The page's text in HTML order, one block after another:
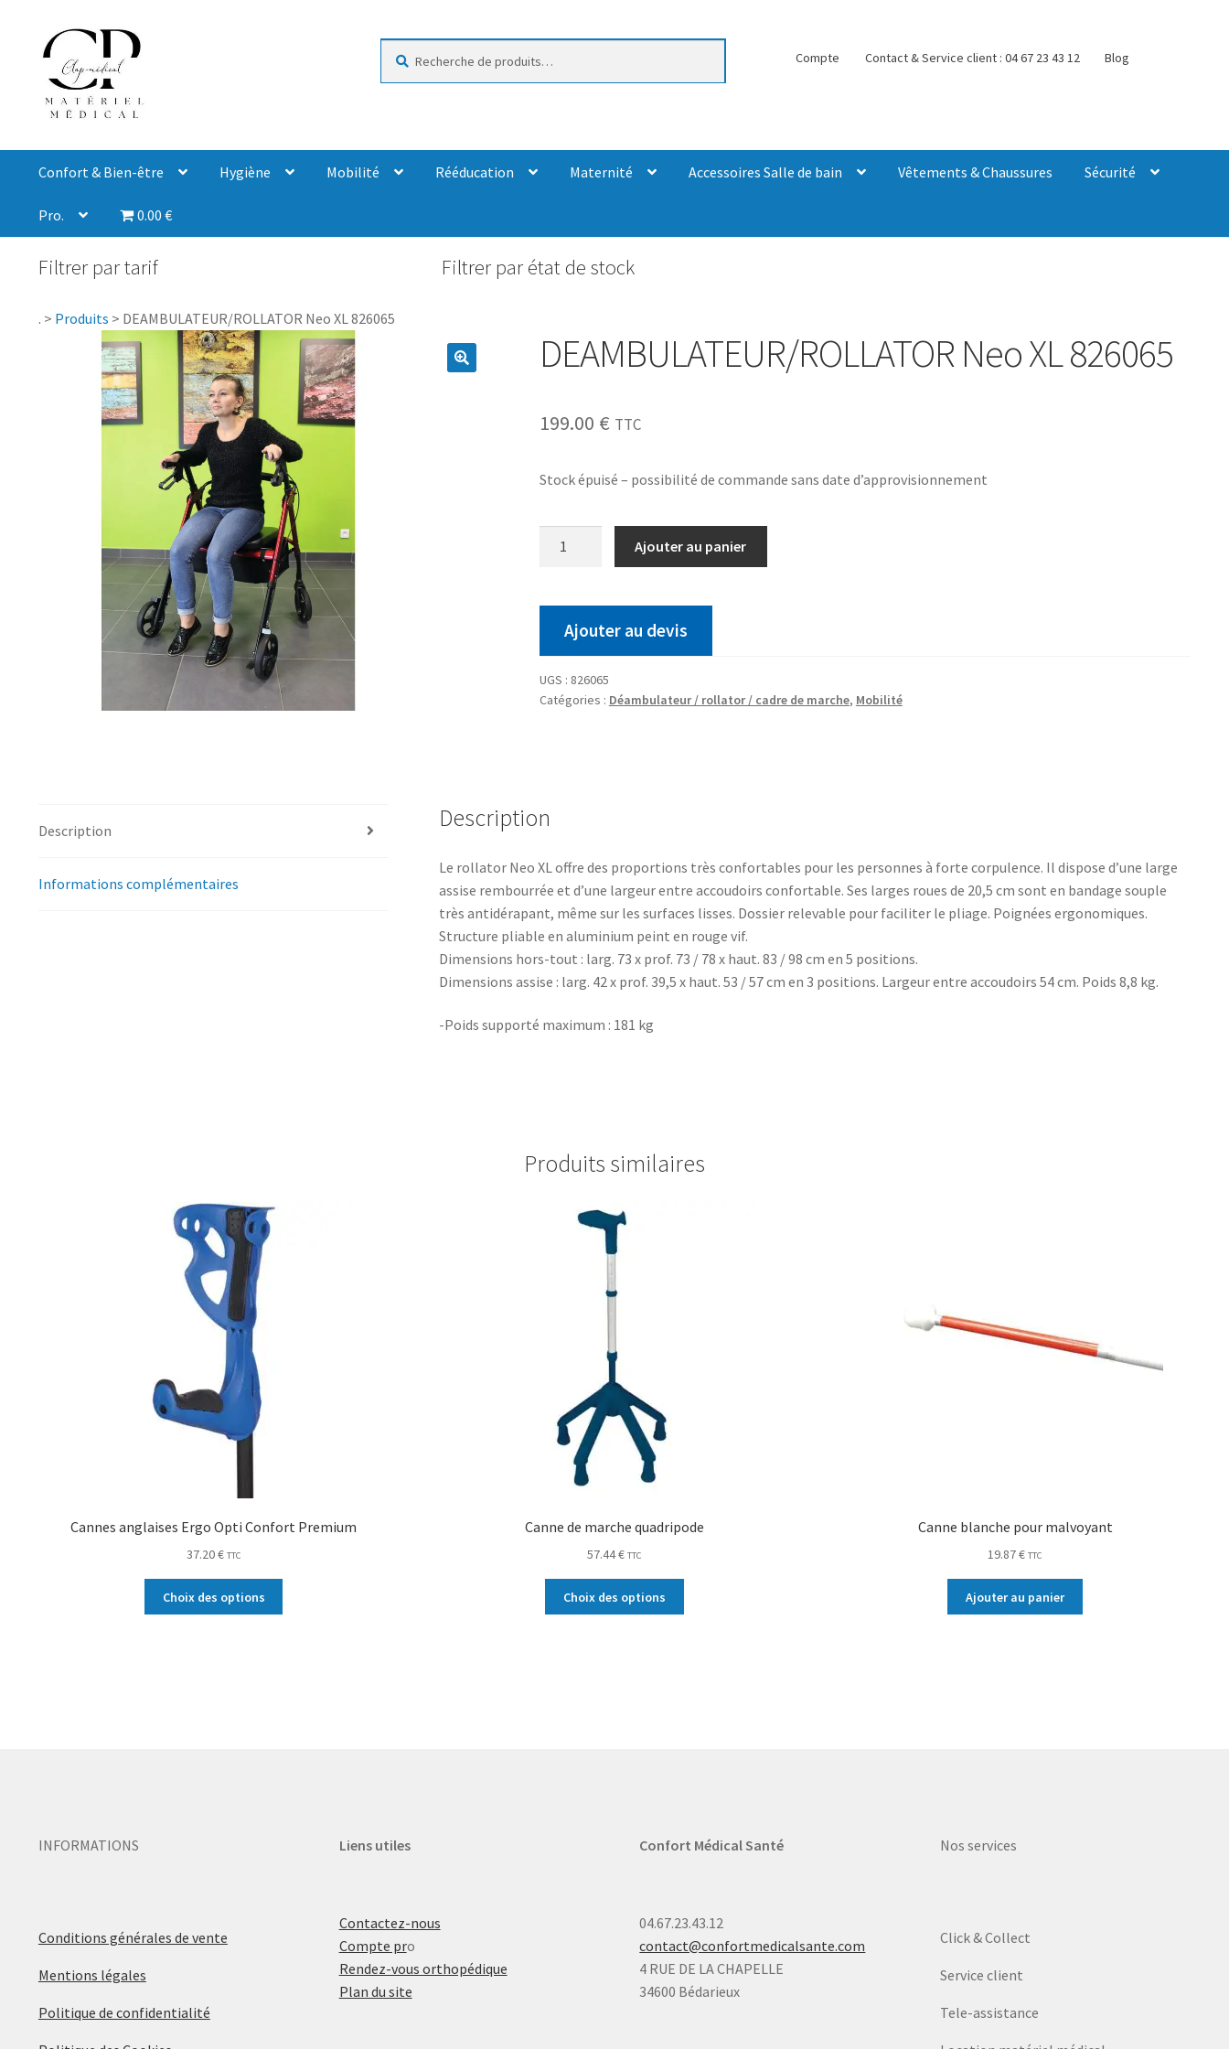
Compte Contact & Service client : 04 67 23 43 12 Blog
Confort & Bien-être Hygiène Mobilité Rééducation Maternité Accessoires Salle de bain Vêtements & Chaussures Sécurité
Pro. 0.00 €
Filtrer par tarif Filtrer par état de stock
. > Produits > DEAMBULATEUR/ROLLATOR Neo XL 826065
DEAMBULATEUR/ROLLATOR Neo XL 826065
199.00 € TTC
Stock épuisé – possibilité de commande sans date d’approvisionnement
Ajouter au panier
Ajouter au devis
UGS : 826065
Catégories : Déambulateur / rollator / cadre de marche, Mobilité
Description
Informations complémentaires
Description
Le rollator Neo XL offre des proportions très confortables pour les personnes à forte corpulence. Il dispose d’une large
assise rembourrée et d’une largeur entre accoudoirs confortable. Ses larges roues de 20,5 cm sont en bandage souple
très antidérapant, même sur les surfaces lisses. Dossier relevable pour faciliter le pliage. Poignées ergonomiques.
Structure pliable en aluminium peint en rouge vif.
Dimensions hors-tout : larg. 73 x prof. 73 / 78 x haut. 83 / 98 cm en 5 positions.
Dimensions assise : larg. 42 x prof. 39,5 x haut. 53 / 57 cm en 3 positions. Largeur entre accoudoirs 54 cm. Poids 8,8 kg.
-Poids supporté maximum : 181 kg
Produits similaires
Cannes anglaises Ergo Opti Confort Premium
37.20€ TTC
Choix des options
Canne de marche quadripode
57.44€ TTC
Choix des options
Canne blanche pour malvoyant
19.87€ TTC
Ajouter au panier
INFORMATIONS
Conditions générales de vente
Mentions légales
Politique de confidentialité
Liens utiles
Contactez-nous
Compte pro
Rendez-vous orthopédique
Plan du site
Confort Médical Santé
04.67.23.43.12
contact@confortmedicalsante.com
4 RUE DE LA CHAPELLE
34600 Bédarieux
Nos services
Click & Collect
Service client
Tele-assistance